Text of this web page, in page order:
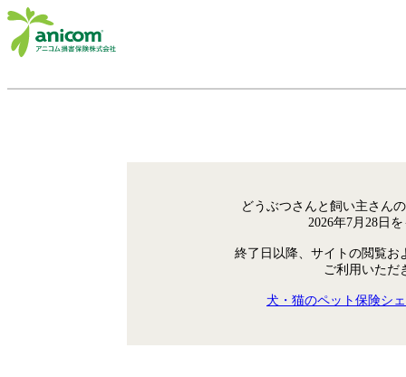
どうぶつさんと飼い主さん
2026年7月28日
終了日以降、サイトの閲覧お
ご利用いただ
犬・猫のペット保険シ